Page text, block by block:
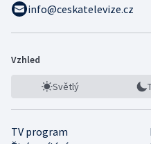
info@ceskatelevize.cz
Vzhled
Světlý
TV program